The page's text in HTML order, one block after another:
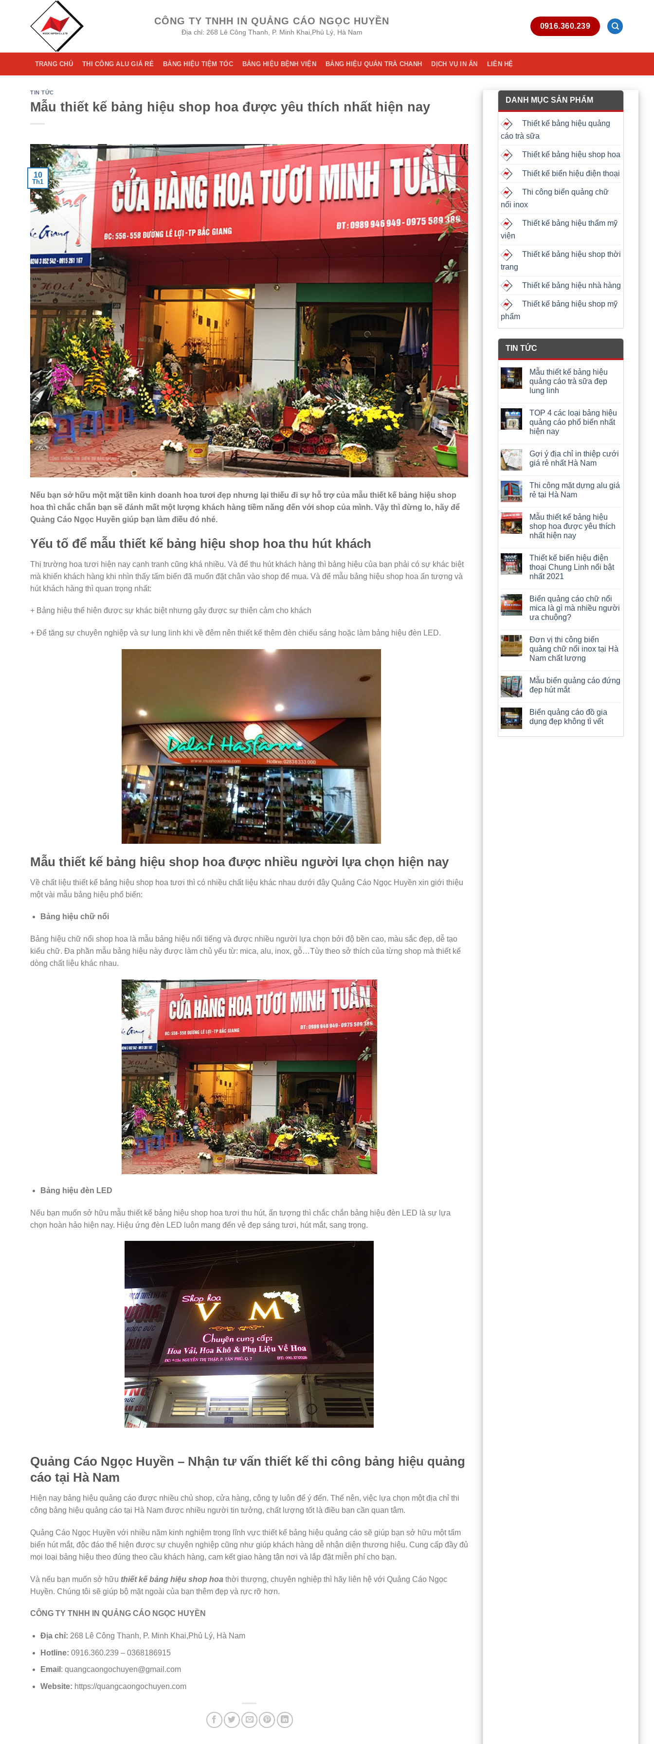
CÔNG TY TNHH IN QUẢNG CÁO NGỌC HUYỀN
Địa chỉ: 268 Lê Công Thanh, P. Minh Khai,Phủ Lý, Hà Nam
0916.360.239
TRANG CHỦ THI CÔNG ALU GIÁ RẺ BẢNG HIỆU TIỆM TÓC BẢNG HIỆU BỆNH VIỆN BẢNG HIỆU QUÁN TRÀ CHANH DỊCH VỤ IN ẤN LIÊN HỆ
TIN TỨC
Mẫu thiết kế bảng hiệu shop hoa được yêu thích nhất hiện nay
10
Th1
Nếu bạn sở hữu một mặt tiền kinh doanh hoa tươi đẹp nhưng lại thiếu đi sự hỗ trợ của mẫu thiết kế bảng hiệu shop
hoa thì chắc chắn bạn sẽ đánh mất một lượng khách hàng tiềm năng đến với shop của mình. Vậy thì đừng lo, hãy để
Quảng Cáo Ngọc Huyền giúp bạn làm điều đó nhé.
Yếu tố để mẫu thiết kế bảng hiệu shop hoa thu hút khách
Thị trường hoa tươi hiện nay cạnh tranh cũng khá nhiều. Và để thu hút khách hàng thì bảng hiệu của bạn phải có sự khác biệt
mà khiến khách hàng khi nhìn thấy tấm biển đã muốn đặt chân vào shop để mua. Và để mẫu bảng hiệu shop hoa ấn tượng và
hút khách hàng thì quan trọng nhất:
+ Bảng hiệu thể hiện được sự khác biệt nhưng gây được sự thiện cảm cho khách
+ Để tăng sự chuyên nghiệp và sự lung linh khi về đêm nên thiết kế thêm đèn chiếu sáng hoặc làm bảng hiệu đèn LED.
Mẫu thiết kế bảng hiệu shop hoa được nhiều người lựa chọn hiện nay
Về chất liệu thiết kế bảng hiệu shop hoa tươi thì có nhiều chất liệu khác nhau dưới đây Quảng Cáo Ngọc Huyền xin giới thiệu
một vài mẫu bảng hiệu phổ biến:
Bảng hiệu chữ nổi
Bảng hiệu chữ nổi shop hoa là mẫu bảng hiệu nổi tiếng và được nhiều người lựa chọn bởi độ bền cao, màu sắc đẹp, dễ tạo
kiểu chữ. Đa phần mẫu bảng hiệu này được làm chủ yếu từ: mica, alu, inox, gỗ…Tùy theo sở thích của từng shop mà thiết kế
dòng chất liệu khác nhau.
Bảng hiệu đèn LED
Nếu bạn muốn sở hữu mẫu thiết kế bảng hiệu shop hoa tươi thu hút, ấn tượng thì chắc chắn bảng hiệu đèn LED là sự lựa
chọn hoàn hảo hiện nay. Hiệu ứng đèn LED luôn mang đến vẻ đẹp sáng tươi, hút mắt, sang trọng.
Quảng Cáo Ngọc Huyền – Nhận tư vấn thiết kế thi công bảng hiệu quảng
cáo tại Hà Nam
Hiện nay bảng hiệu quảng cáo được nhiều chủ shop, cửa hàng, công ty luôn để ý đến. Thế nên, việc lựa chọn một địa chỉ thi
công bảng hiệu quảng cáo tại Hà Nam được nhiều người tin tưởng, chất lượng tốt là điều bạn cần quan tâm.
Quảng Cáo Ngọc Huyền với nhiều năm kinh nghiệm trong lĩnh vực thiết kế bảng hiệu quảng cáo sẽ giúp bạn sở hữu một tấm
biển hút mắt, độc đáo thể hiện được sự chuyên nghiệp cũng như giúp khách hàng dễ nhận diện thương hiệu. Cung cấp đầy đủ
mọi loại bảng hiệu theo đúng theo cầu khách hàng, cam kết giao hàng tận nơi và lắp đặt miễn phí cho bạn.
Và nếu bạn muốn sở hữu thiết kế bảng hiệu shop hoa thời thượng, chuyên nghiệp thì hãy liên hệ với Quảng Cáo Ngọc
Huyền. Chúng tôi sẽ giúp bộ mặt ngoài của bạn thêm đẹp và rực rỡ hơn.
CÔNG TY TNHH IN QUẢNG CÁO NGỌC HUYỀN
Địa chỉ: 268 Lê Công Thanh, P. Minh Khai,Phủ Lý, Hà Nam
Hotline: 0916.360.239 – 0368186915
Email : quangcaongochuyen@gmail.com
Website: https://quangcaongochuyen.com
DANH MỤC SẢN PHẨM
Thiết kế bảng hiệu quảng
cáo trà sữa
Thiết kế bảng hiệu shop hoa
Thiết kế biển hiệu điện thoại
Thi công biển quảng chữ
nổi inox
Thiết kế bảng hiệu thẩm mỹ
viện
Thiết kế bảng hiệu shop thời
trang
Thiết kế bảng hiệu nhà hàng
Thiết kế bảng hiệu shop mỹ
phẩm
TIN TỨC
Mẫu thiết kế bảng hiệu
quảng cáo trà sữa đẹp
lung linh
TOP 4 các loại bảng hiệu
quảng cáo phổ biến nhất
hiện nay
Gợi ý địa chỉ in thiệp cưới
giá rẻ nhất Hà Nam
Thi công mặt dựng alu giá
rẻ tại Hà Nam
Mẫu thiết kế bảng hiệu
shop hoa được yêu thích
nhất hiện nay
Thiết kế biển hiệu điện
thoại Chung Linh nổi bật
nhất 2021
Biển quảng cáo chữ nổi
mica là gì mà nhiều người
ưa chuộng?
Đơn vị thi công biển
quảng chữ nổi inox tại Hà
Nam chất lượng
Mẫu biển quảng cáo đứng
đẹp hút mắt
Biển quảng cáo đồ gia
dụng đẹp không tì vết